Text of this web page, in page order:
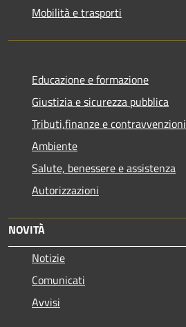
Mobilità e trasporti
Educazione e formazione
Giustizia e sicurezza pubblica
Tributi,finanze e contravvenzioni
Ambiente
Salute, benessere e assistenza
Autorizzazioni
NOVITÀ
Notizie
Comunicati
Avvisi